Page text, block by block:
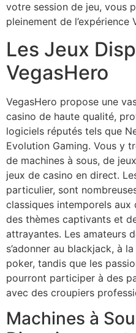
votre session de jeu, vous
pleinement de l’expérience
Les Jeux
VegasHero
VegasHero propose une
casino de haute qualité,
logiciels réputés tels que
Evolution Gaming. Vous y
de machines à sous, de
jeux de casino en direct.
particulier, sont
classiques intemporels aux
des thèmes captivants et
attrayantes. Les amateurs
s’adonner au blackjack, à
poker, tandis que les
pourront participer à des
avec des croupiers
Machines à